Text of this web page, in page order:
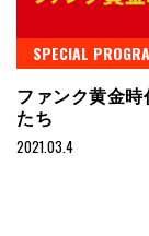
SPECIAL
ファンク黄金
たち
2021.03.4